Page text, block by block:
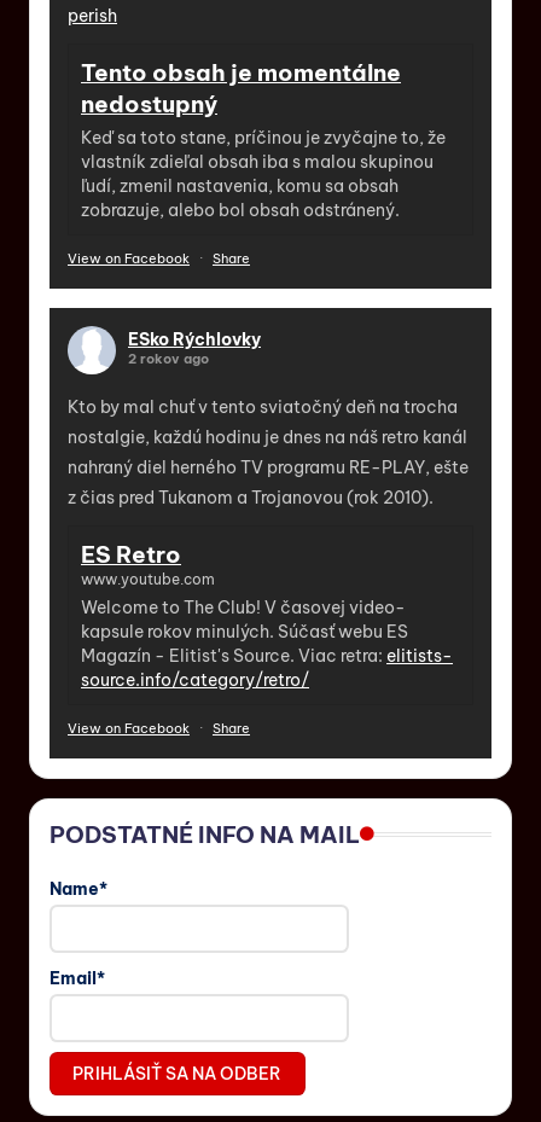
perish
Tento obsah je momentálne
nedostupný
Keď sa toto stane, príčinou je zvyčajne to, že
vlastník zdieľal obsah iba s malou skupinou
ľudí, zmenil nastavenia, komu sa obsah
zobrazuje, alebo bol obsah odstránený.
View on Facebook · Share
ESko Rýchlovky
2 rokov ago
Kto by mal chuť v tento sviatočný deň na trocha
nostalgie, každú hodinu je dnes na náš retro kanál
nahraný diel herného TV programu RE-PLAY, ešte
z čias pred Tukanom a Trojanovou (rok 2010).
ES Retro
www.youtube.com
Welcome to The Club! V časovej video-
kapsule rokov minulých. Súčasť webu ES
Magazín - Elitist's Source. Viac retra: elitists-
source.info/category/retro/
View on Facebook · Share
PODSTATNÉ INFO NA MAIL
Name*
Email*